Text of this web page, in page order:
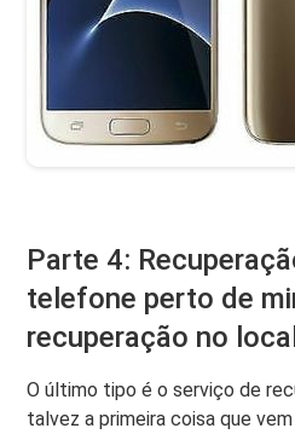
Parte 4:
telefone perto de
recuperação no
O último tipo é o serviço de
talvez a primeira coisa que